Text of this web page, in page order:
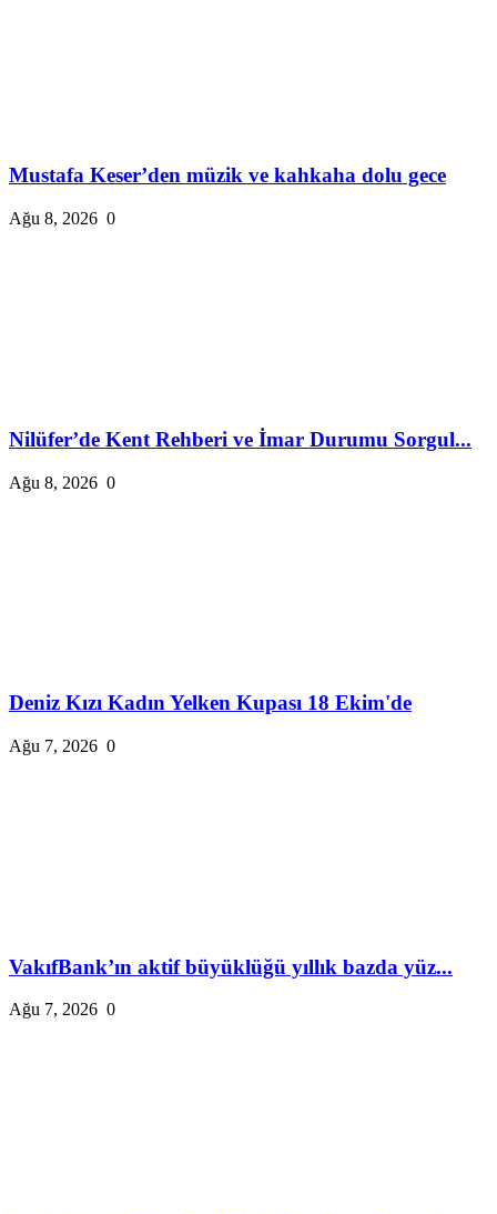
Mustafa Keser’den müzik ve kahkaha dolu gece
Ağu 8, 2026 0
Nilüfer’de Kent Rehberi ve İmar Durumu Sorgul...
Ağu 8, 2026 0
Deniz Kızı Kadın Yelken Kupası 18 Ekim'de
Ağu 7, 2026 0
VakıfBank’ın aktif büyüklüğü yıllık bazda yüz...
Ağu 7, 2026 0